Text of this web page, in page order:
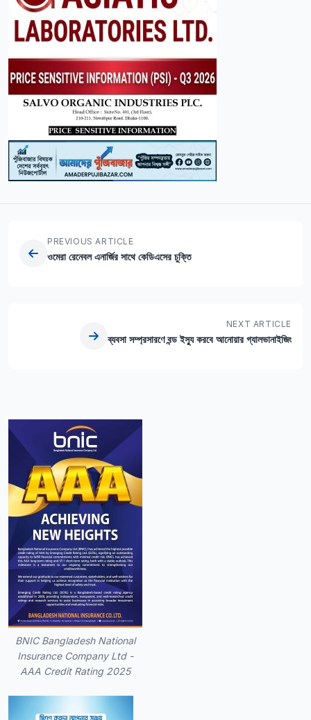
PREVIOUS ARTICLE
ওমেরা রেনেবল এনার্জির সাথে কেডিএসের চুক্তি
NEXT ARTICLE
ব্যবসা সম্প্রসারণে বন্ড ইস্যু করবে আনোয়ার গ্যালভানাইজিং
BNIC Bangladesh National
Insurance Company Ltd -
AAA Credit Rating 2025